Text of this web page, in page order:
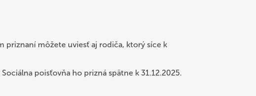
priznaní môžete uviesť aj rodiča, ktorý síce k
poisťovňa ho prizná spätne k 31.12.2025.